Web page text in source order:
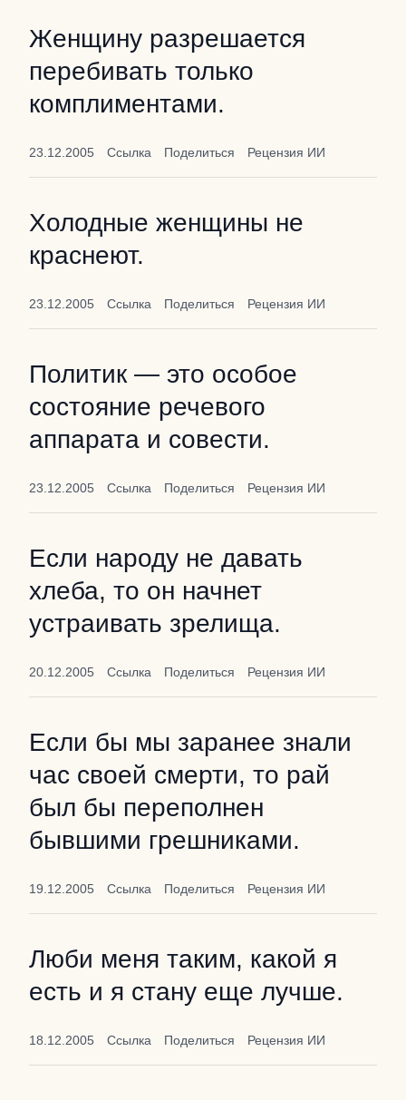
Женщину разрешается
перебивать только
комплиментами.
23.12.2005 Ссылка Поделиться Рецензия ИИ
Холодные женщины не
краснеют.
23.12.2005 Ссылка Поделиться Рецензия ИИ
Политик — это особое
состояние речевого
аппарата и совести.
23.12.2005 Ссылка Поделиться Рецензия ИИ
Если народу не давать
хлеба, то он начнет
устраивать зрелища.
20.12.2005 Ссылка Поделиться Рецензия ИИ
Если бы мы заранее знали
час своей смерти, то рай
был бы переполнен
бывшими грешниками.
19.12.2005 Ссылка Поделиться Рецензия ИИ
Люби меня таким, какой я
есть и я стану еще лучше.
18.12.2005 Ссылка Поделиться Рецензия ИИ